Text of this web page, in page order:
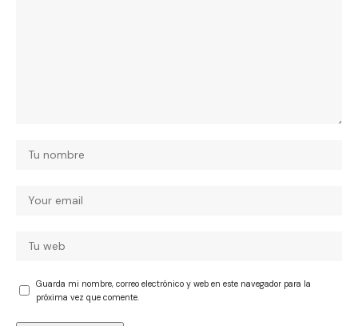
Guarda mi nombre, correo electrónico y web en este navegador para la
próxima vez que comente.